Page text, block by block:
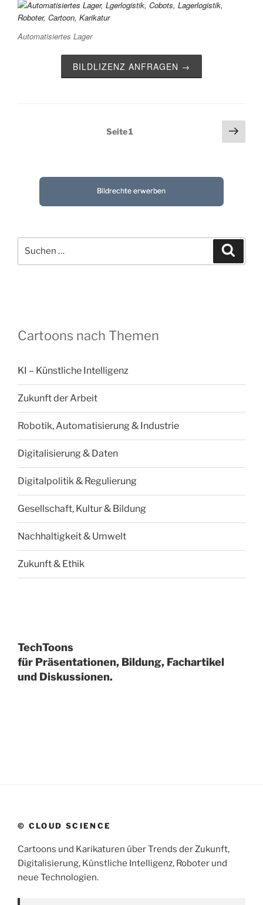
Automatisiertes Lager
BILDLIZENZ ANFRAGEN →
Seitennummerierung
Seite1
Bildrechte erwerben
nach:
Cartoons nach Themen
KI – Künstliche Intelligenz
Zukunft der Arbeit
Robotik, Automatisierung & Industrie
Digitalisierung & Daten
Digitalpolitik & Regulierung
Gesellschaft, Kultur & Bildung
Nachhaltigkeit & Umwelt
Zukunft & Ethik
TechToons
für Präsentationen, Bildung, Fachartikel
und Diskussionen.
© CLOUD SCIENCE
Cartoons und Karikaturen über Trends der Zukunft,
Digitalisierung, Künstliche Intelligenz, Roboter und
neue Technologien.